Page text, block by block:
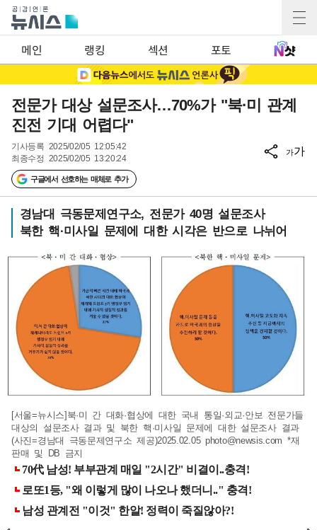
메인 랭킹 섹션 포토
전문가 대상 설문조사…70%가 "북·미 관계
진전 기대 어렵다"
기사등록 2025/02/05 12:05:42
최종수정 2025/02/05 13:20:24
구글에서 선호하는 매체로 추가
가가
경남대 극동문제연구소, 전문가 40명 설문조사
북한 핵·미사일 문제에 대한 시각은 반으로 나뉘어
[서울=뉴시스]북·미 간 대화·협상에 대한 국내 통일·외교·안보 전문가들
대상의 설문조사 결과 및 북한 핵·미사일 문제에 대한 설문조사 결과
(사진=경남대 극동문제연구소 제공)2025.02.05 photo@newsis.com *재
판매 및 DB 금지